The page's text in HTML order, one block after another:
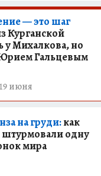
— это шаг
Курганской
у Михалкова, но
Юрием Гальцевым
19 июня
на груди:как
штурмовали одну
мира